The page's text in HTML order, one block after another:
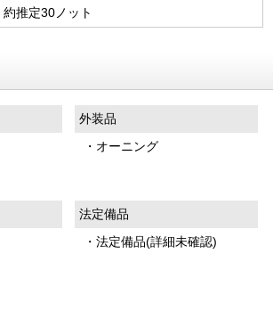
約推定30ノット
外装品
・オーニング
法定備品
・法定備品(詳細未確認)